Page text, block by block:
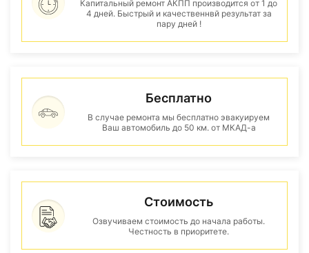
Капитальный ремонт АКПП производится от 1 до
4 дней. Быстрый и качественнвй результат за
пару дней !
Бесплатно
В случае ремонта мы бесплатно эвакуируем
Ваш автомобиль до 50 км. от МКАД-а
Стоимость
Озвучиваем стоимость до начала работы.
Честность в приоритете.